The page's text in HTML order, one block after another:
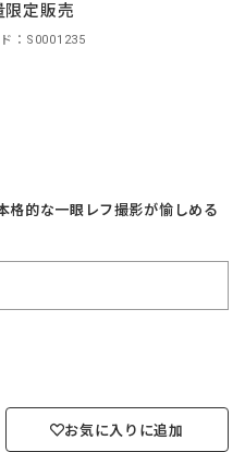
限定販売
：S0001235
格的な一眼レフ撮影が愉しめる
お気に入りに追加